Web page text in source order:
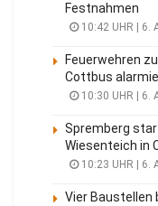
Festnahmen
10:42 UHR | 6.
Feuerwehren
Cottbus
10:30 UHR | 6.
Spremberg
Wiesenteich in
10:23 UHR | 6.
Vier Baustellen